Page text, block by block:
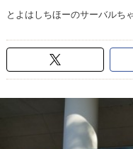
とよはしちほーのサーバルち